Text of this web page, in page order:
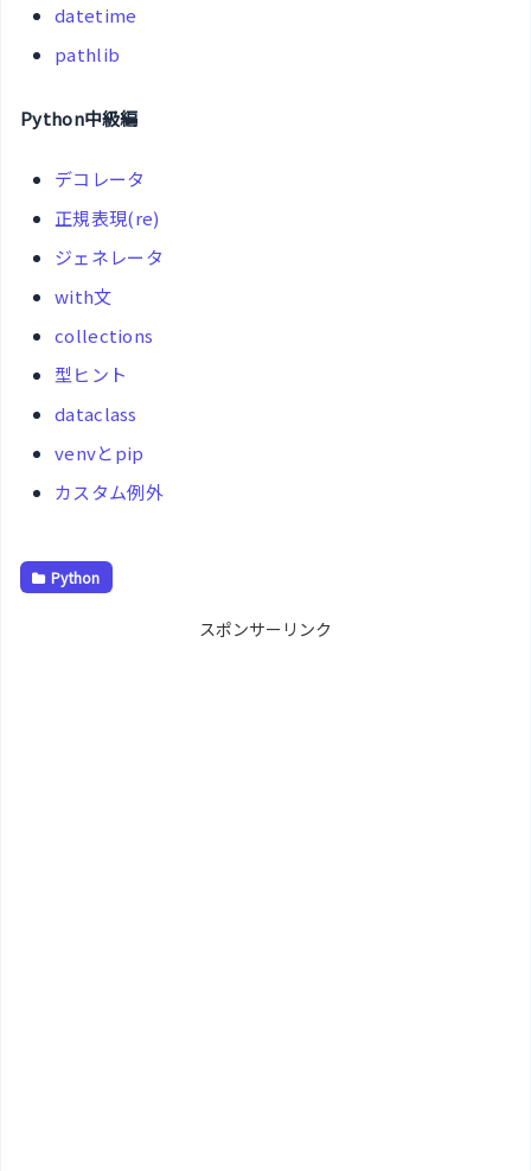
datetime
pathlib
Python中級編
デコレータ
正規表現(re)
ジェネレータ
with文
collections
型ヒント
dataclass
venvとpip
カスタム例外
Python
スポンサーリンク